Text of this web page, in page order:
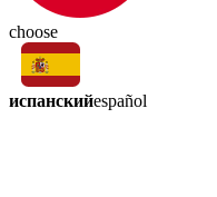
choose
испанскийespañol